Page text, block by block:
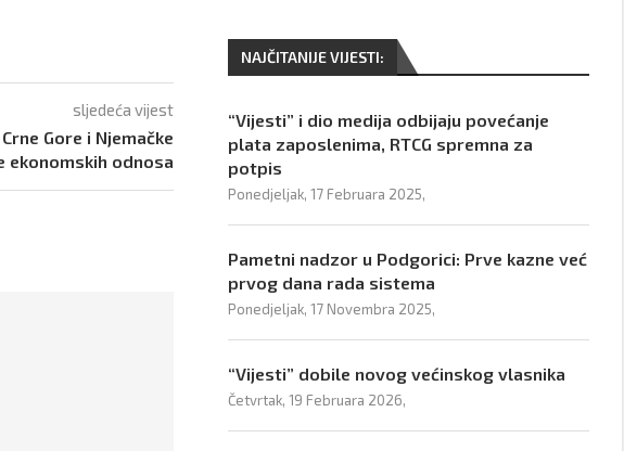
sljedeća vijest
Gore i Njemačke
ekonomskih odnosa
NAJČITANIJE VIJESTI:
“Vijesti” i dio medija odbijaju povećanje
plata zaposlenima, RTCG spremna za
potpis
Ponedjeljak, 17 Februara 2025,
Pametni nadzor u Podgorici: Prve kazne već
prvog dana rada sistema
Ponedjeljak, 17 Novembra 2025,
“Vijesti” dobile novog većinskog vlasnika
Četvrtak, 19 Februara 2026,